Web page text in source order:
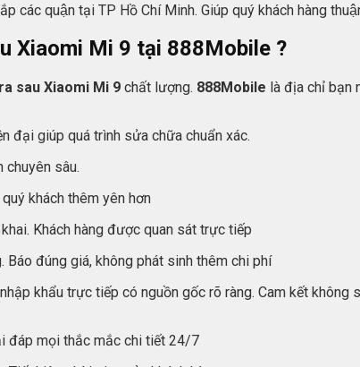
các quận tại TP Hồ Chí Minh. Giúp quý khách hàng
Xiaomi Mi 9 tại 888Mobile ?
sau Xiaomi Mi 9 chất lượng. 888Mobile là địa chỉ bạn
đại giúp quá trình sửa chữa chuẩn xác.
sâu.
khách thêm yên hơn
Khách hàng được quan sát trực tiếp
Báo đúng giá, không phát sinh thêm chi phí
khẩu trực tiếp có nguồn gốc rõ ràng. Cam kết
đáp mọi thắc mắc chi tiết 24/7